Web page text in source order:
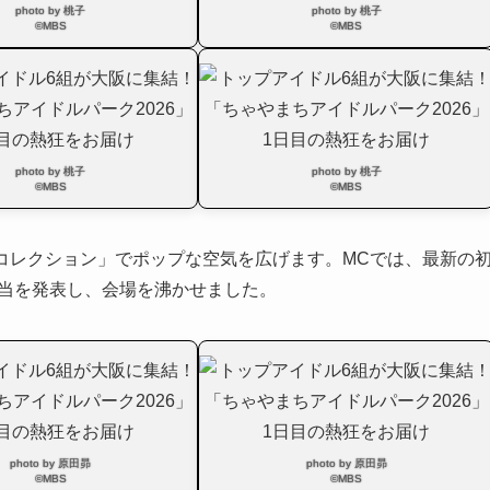
photo by 桃子
©MBS
photo by 桃子
©MBS
photo by 桃子
©MBS
photo by 桃子
©MBS
レクション」でポップな空気を広げます。MCでは、最新の
発表し、会場を沸かせました。
photo by 原田昴
©MBS
photo by 原田昴
©MBS